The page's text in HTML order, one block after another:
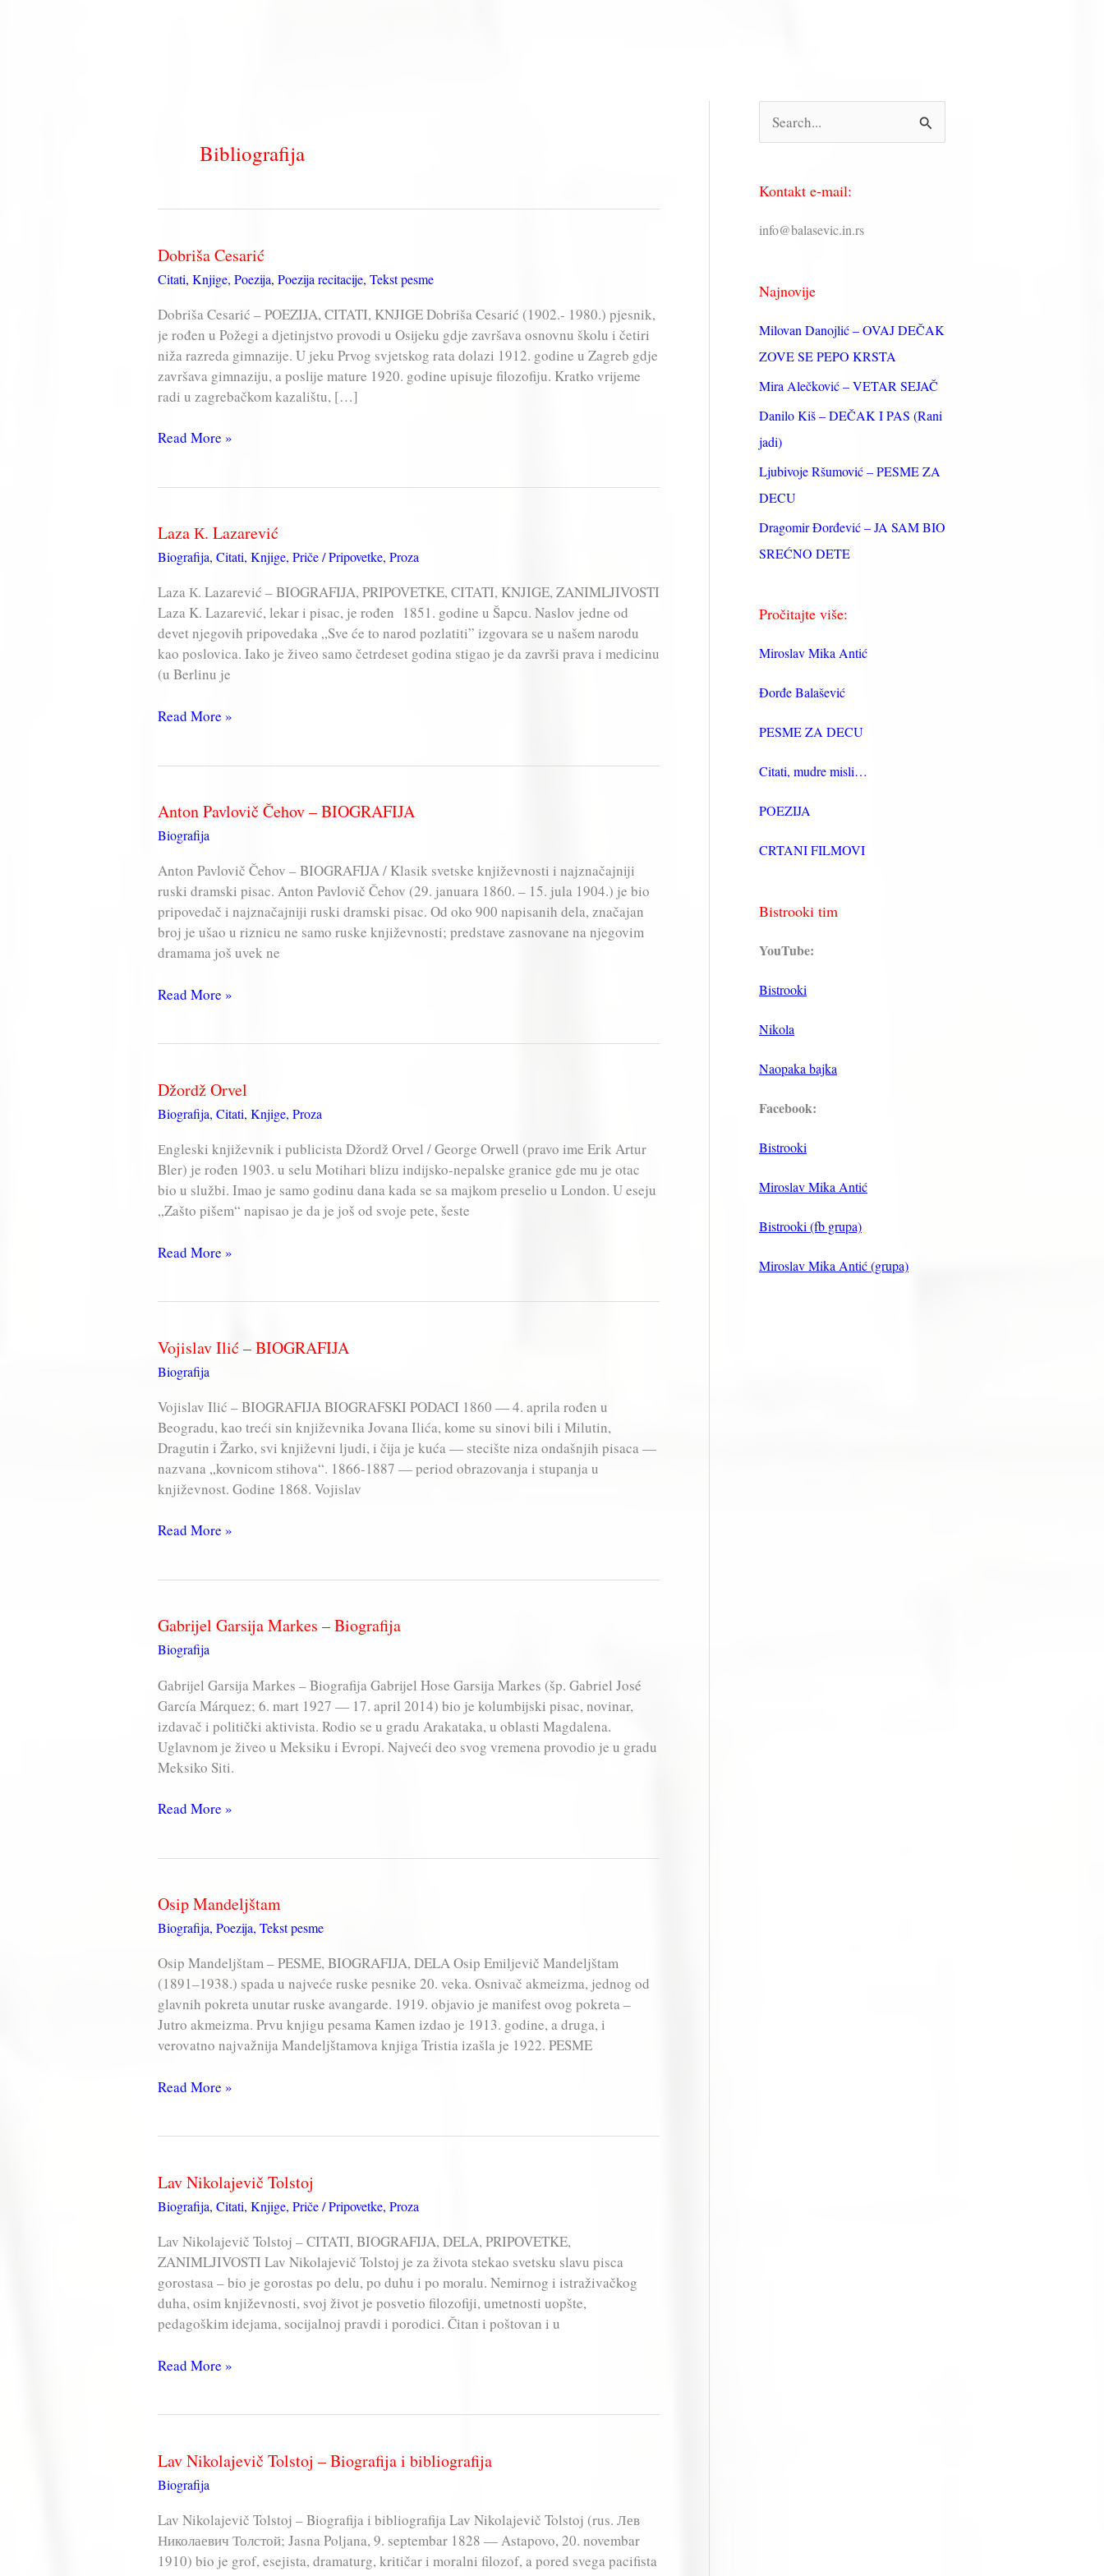
Bibliografija
Dobriša Cesarić
Citati, Knjige, Poezija, Poezija recitacije, Tekst pesme
Dobriša Cesarić – POEZIJA, CITATI, KNJIGE Dobriša Cesarić (1902.- 1980.) pjesnik,
je rođen u Požegi a djetinjstvo provodi u Osijeku gdje završava osnovnu školu i četiri
niža razreda gimnazije. U jeku Prvog svjetskog rata dolazi 1912. godine u Zagreb gdje
završava gimnaziju, a poslije mature 1920. godine upisuje filozofiju. Kratko vrijeme
radi u zagrebačkom kazalištu, […]
Dobriša
Read More »
Laza К. Lazarević
Biografija, Citati, Knjige, Priče / Pripovetke, Proza
Laza К. Lazarević – BIOGRAFIJA, PRIPOVETKE, CITATI, KNJIGE, ZANIMLJIVOSTI
Laza K. Lazarević, lekar i pisac, je rođen 1851. godine u Šapcu. Naslov jedne od
devet njegovih pripovedaka „Sve će to narod pozlatiti” izgovara se u našem narodu
kao poslovica. Iako je živeo samo četrdeset godina stigao je da završi prava i medicinu
(u Berlinu je
Laza
Read More »
Anton Pavlovič Čehov – BIOGRAFIJA
Biografija
Anton Pavlovič Čehov – BIOGRAFIJA / Klasik svetske književnosti i najznačajniji
ruski dramski pisac. Anton Pavlovič Čehov (29. januara 1860. – 15. jula 1904.) je bio
pripovedač i najznačajniji ruski dramski pisac. Od oko 900 napisanih dela, značajan
broj je ušao u riznicu ne samo ruske književnosti; predstave zasnovane na njegovim
dramama još uvek ne
Anton
Read More »
Džordž Orvel
Biografija, Citati, Knjige, Proza
Еngleski književnik i publicista Džordž Orvel / George Orwell (pravo ime Erik Artur
Bler) je rođen 1903. u selu Motihari blizu indijsko-nepalske granice gde mu je otac
bio u službi. Imao je samo godinu dana kada se sa majkom preselio u London. U eseju
„Zašto pišem“ napisao je da je još od svoje pete, šeste
Džordž
Read More »
Vojislav Ilić – BIOGRAFIJA
Biografija
Vojislav Ilić – BIOGRAFIJA BIOGRAFSKI PODACI 1860 — 4. aprila rođen u
Beogradu, kao treći sin književnika Jovana Ilića, kome su sinovi bili i Milutin,
Dragutin i Žarko, svi književni ljudi, i čija je kuća — stecište niza ondašnjih pisaca —
nazvana „kovnicom stihova“. 1866-1887 — period obrazovanja i stupanja u
književnost. Godine 1868. Vojislav
Vojislav
Read More »
Gabrijel Garsija Markes – Biografija
Biografija
Gabrijel Garsija Markes – Biografija Gabrijel Hose Garsija Markes (šp. Gabriel José
García Márquez; 6. mart 1927 — 17. april 2014) bio je kolumbijski pisac, novinar,
izdavač i politički aktivista. Rodio se u gradu Arakataka, u oblasti Magdalena.
Uglavnom je živeo u Meksiku i Evropi. Najveći deo svog vremena provodio je u gradu
Meksiko Siti.
Gabrijel
Read More »
Osip Mandeljštam
Biografija, Poezija, Tekst pesme
Osip Mandeljštam – PESME, BIOGRAFIJA, DELA Osip Emiljevič Mandeljštam
(1891–1938.) spada u najveće ruske pesnike 20. veka. Osnivač akmeizma, jednog od
glavnih pokreta unutar ruske avangarde. 1919. objavio je manifest ovog pokreta –
Jutro akmeizma. Prvu knjigu pesama Kamen izdao je 1913. godine, a druga, i
verovatno najvažnija Mandeljštamova knjiga Tristia izašla je 1922. PESME
Osip
Read More »
Lav Nikolajevič Tolstoj
Biografija, Citati, Knjige, Priče / Pripovetke, Proza
Lav Nikolajevič Tolstoj – CITATI, BIOGRAFIJA, DELA, PRIPOVETKE,
ZANIMLJIVOSTI Lav Nikolajevič Tolstoj je za života stekao svetsku slavu pisca
gorostasa – bio je gorostas po delu, po duhu i po moralu. Nemirnog i istraživačkog
duha, osim književnosti, svoj život je posvetio filozofiji, umetnosti uopšte,
pedagoškim idejama, socijalnoj pravdi i porodici. Čitan i poštovan i u
Lav
Read More »
Lav Nikolajevič Tolstoj – Biografija i bibliografija
Biografija
Lav Nikolajevič Tolstoj – Biografija i bibliografija Lav Nikolajevič Tolstoj (rus. Лев
Николаевич Толстой; Jasna Poljana, 9. septembar 1828 — Astapovo, 20. novembar
1910) bio je grof, esejista, dramaturg, kritičar i moralni filozof, a pored svega pacifista
р
т
а
з
а
Kontakt e-mail:
info@balasevic.in.rs
Najnovije
Milovan Danojlić – OVAJ DEČAK
ZOVE SE PEPO KRSTA
Mira Alečković – VETAR SEJAČ
Danilo Kiš – DEČAK I PAS (Rani
jadi)
Ljubivoje Ršumović – PESME ZA
DECU
Dragomir Đorđević – JA SAM BIO
SREĆNO DETE
Pročitajte više:
Miroslav Mika Antić
Đorđe Balašević
PESME ZA DECU
Citati, mudre misli…
POEZIJA
CRTANI FILMOVI
Bistrooki tim
YouTube:
Bistrooki
Nikola
Naopaka bajka
Facebook:
Bistrooki
Miroslav Mika Antić
Bistrooki (fb grupa)
Miroslav Mika Antić (grupa)